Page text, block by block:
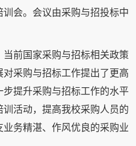
会。会议由采购与招投标中
前国家采购与招标相关政策
采购与招标工作提出了更高
提升采购与招标工作的水平
活动，提高我校采购人员的
务精湛、作风优良的采购业